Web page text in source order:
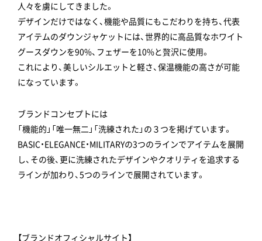
人々を虜にしてきました。
デザインだけではなく、機能や品質にもこだわりを持ち、代表
アイテムのダウンジャケットには、世界的に高品質なホワイト
グースダウンを90%、フェザーを10%と贅沢に使用。
これにより、美しいシルエットと軽さ、保温機能の高さが可能
になっています。
ブランドコンセプトには
「機能的」「唯一無二」「洗練された」の３つを掲げています。
BASIC・ELEGANCE・MILITARYの3つのラインでアイテムを展開
し、その後、更に洗練されたデザインやクオリティを追求する
ラインが加わり、5つのラインで展開されています。
【ブランドオフィシャルサイト】